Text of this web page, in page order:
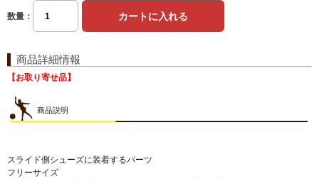
数量：
商品詳細情報
【お取り寄せ品】
商品説明
スライド側シューズに装着するパーツ
フリーサイズ